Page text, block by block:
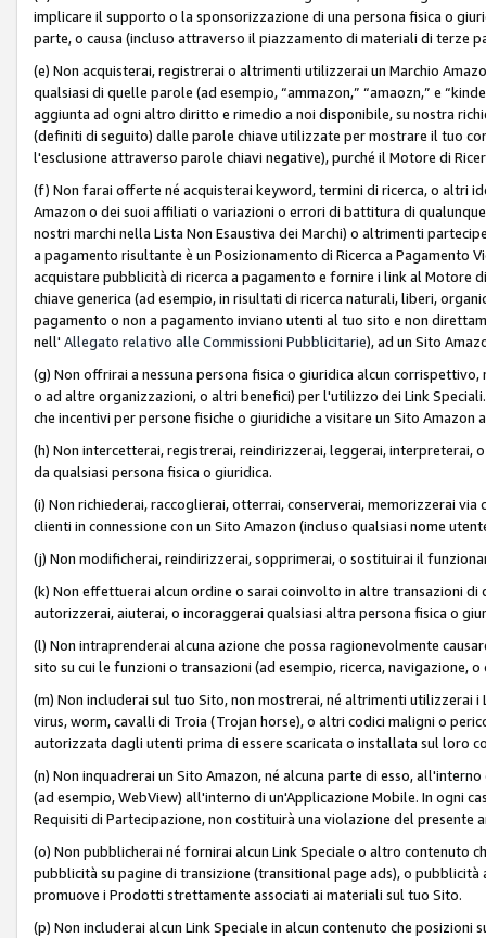
implicare il supporto o la sponsorizzazione di una persona fisica o
parte, o causa (incluso attraverso il piazzamento di materiali di terze
(e) Non acquisterai, registrerai o altrimenti utilizzerai un Marchio
qualsiasi di quelle parole (ad esempio, “ammazon,” “amaozn,” e
aggiunta ad ogni altro diritto e rimedio a noi disponibile, su nostra
(definiti di seguito) dalle parole chiave utilizzate per mostrare il tuo
l'esclusione attraverso parole chiavi negative), purché il Motore di
(f) Non farai offerte né acquisterai keyword, termini di ricerca, o altri
Amazon o dei suoi affiliati o variazioni o errori di battitura di
nostri marchi nella Lista Non Esaustiva dei Marchi) o altrimenti
a pagamento risultante è un Posizionamento di Ricerca a Pagamento
acquistare pubblicità di ricerca a pagamento e fornire i link al Motore
chiave generica (ad esempio, in risultati di ricerca naturali, liberi,
pagamento o non a pagamento inviano utenti al tuo sito e non
nell' Allegato relativo alle Commissioni Pubblicitarie), ad un Sito
(g) Non offrirai a nessuna persona fisica o giuridica alcun
o ad altre organizzazioni, o altri benefici) per l'utilizzo dei Link
che incentivi per persone fisiche o giuridiche a visitare un Sito
(h) Non intercetterai, registrerai, reindirizzerai, leggerai,
da qualsiasi persona fisica o giuridica.
(i) Non richiederai, raccoglierai, otterrai, conserverai, memorizzerai
clienti in connessione con un Sito Amazon (incluso qualsiasi nome
(j) Non modificherai, reindirizzerai, sopprimerai, o sostituirai il
(k) Non effettuerai alcun ordine o sarai coinvolto in altre transazioni
autorizzerai, aiuterai, o incoraggerai qualsiasi altra persona fisica o
(l) Non intraprenderai alcuna azione che possa ragionevolmente
sito su cui le funzioni o transazioni (ad esempio, ricerca, navigazione,
(m) Non includerai sul tuo Sito, non mostrerai, né altrimenti utilizzerai
virus, worm, cavalli di Troia (Trojan horse), o altri codici maligni o
autorizzata dagli utenti prima di essere scaricata o installata sul loro
(n) Non inquadrerai un Sito Amazon, né alcuna parte di esso,
(ad esempio, WebView) all'interno di un'Applicazione Mobile. In ogni
Requisiti di Partecipazione, non costituirà una violazione del presente
(o) Non pubblicherai né fornirai alcun Link Speciale o altro contenuto
pubblicità su pagine di transizione (transitional page ads), o
promuove i Prodotti strettamente associati ai materiali sul tuo Sito.
(p) Non includerai alcun Link Speciale in alcun contenuto che